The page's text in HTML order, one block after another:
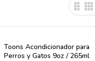
Toons Acondicionador para
Perros y Gatos 9oz / 265ml